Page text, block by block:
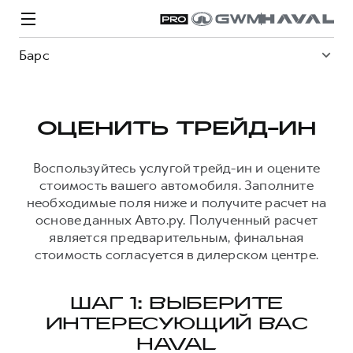
Барс
Модели
от 2 499 000 ₽
H5
от 4 049 000 ₽
Покупателям
ВЫБОР И ПОКУПКА
Автомобили в наличии
Аксессуары HAVAL
Каталоги и прайс-листы
Владельцам
СЕРВИС
Все о сервисе
Моторное масло
Стоимость ТО
Спецпредложения
СПЕЦПРЕДЛОЖЕНИЯ
Покупателям
О дилере
БРЕНД HAVAL
О бренде
ИНФОРМАЦИЯ О ДИЛЕРЕ
ОЦЕНИТЬ ТРЕЙД-ИН
Воспользуйтесь услугой трейд-ин и оцените
стоимость вашего автомобиля. Заполните
необходимые поля ниже и получите расчет на
основе данных Авто.ру. Полученный расчет
является предварительным, финальная
стоимость согласуется в дилерском центре.
ШАГ 1: ВЫБЕРИТЕ
ИНТЕРЕСУЮЩИЙ ВАС
HAVAL